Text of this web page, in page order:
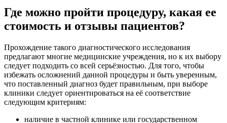
Где можно пройти процедуру, какая ее
стоимость и отзывы пациентов?
Прохождение такого диагностического исследования
предлагают многие медицинские учреждения, но к их выбору
следует подходить со всей серьёзностью. Для того, чтобы
избежать осложнений данной процедуры и быть уверенным,
что поставленный диагноз будет правильным, при выборе
клиники следует ориентироваться на её соответствие
следующим критериям:
наличие в частной клинике или государственном